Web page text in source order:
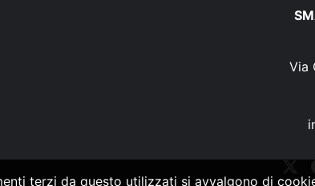
Via
terzi da questo utilizzati si avvalgono di